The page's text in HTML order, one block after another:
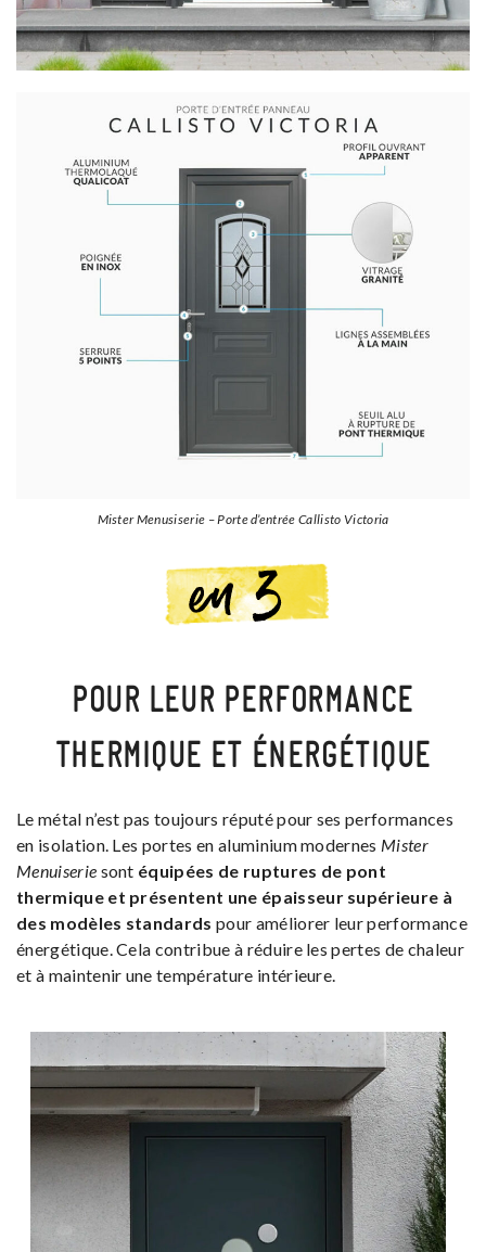
Mister Menusiserie – Porte d’entrée Callisto Victoria
POUR LEUR PERFORMANCE
THERMIQUE ET ÉNERGÉTIQUE
Le métal n’est pas toujours réputé pour ses performances
en isolation. Les portes en aluminium modernes Mister
Menuiserie sont équipées de ruptures de pont
thermique et présentent une épaisseur supérieure à
des modèles standards pour améliorer leur performance
énergétique. Cela contribue à réduire les pertes de chaleur
et à maintenir une température intérieure.